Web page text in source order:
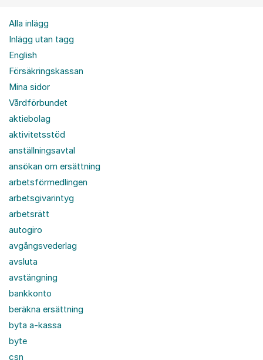
Alla inlägg
Inlägg utan tagg
English
Försäkringskassan
Mina sidor
Vårdförbundet
aktiebolag
aktivitetsstöd
anställningsavtal
ansökan om ersättning
arbetsförmedlingen
arbetsgivarintyg
arbetsrätt
autogiro
avgångsvederlag
avsluta
avstängning
bankkonto
beräkna ersättning
byta a-kassa
byte
csn